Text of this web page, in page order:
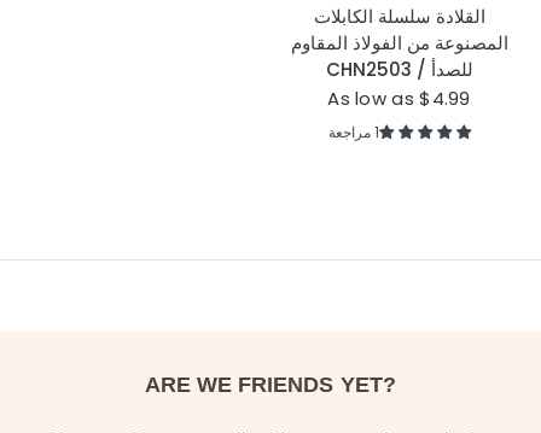
عرض سريع
القلادة سلسلة الكابلات
المصنوعة من الفولاذ المقاوم
للصدأ / CHN2503
As low as $4.99
1 مراجعة
ARE WE FRIENDS YET?